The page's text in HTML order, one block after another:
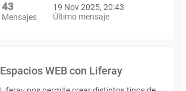
43
Mensajes
19 Nov 2025, 20:43
Último mensaje
Espacios WEB con Liferay